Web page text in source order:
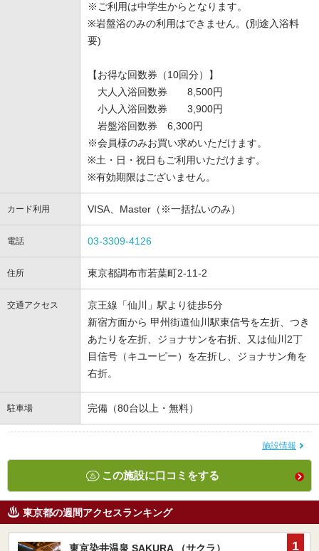
※ご利用は中学生からとなります。
※岩盤浴のみの利用はできません。(別途入浴料
要)
【お得な回数券（10回分）】
大人入浴回数券 8,500円
小人入浴回数券 3,900円
岩盤浴回数券 6,300円
※会員様のみお買い求めいただけます。
※土・日・祝日もご利用いただけます。
※有効期限はございません。
カード利用 VISA、Master（※一括払いのみ）
電話 03-3309-4126
住所 東京都調布市若葉町2-11-2
交通アクセス
京王線「仙川」駅より徒歩5分
新宿方面から 甲州街道仙川駅東信号を左折、つき
あたりを左折、ジョナサンを右折、又は仙川2丁
目信号（キユーピー）を左折し、ジョナサン角を
右折。
駐車場 完備（80台以上・無料）
施設情報
この施設に口コミをする
東京都の週間アクセスランキング
東京染井温泉 SAKURA （サクラ） 1